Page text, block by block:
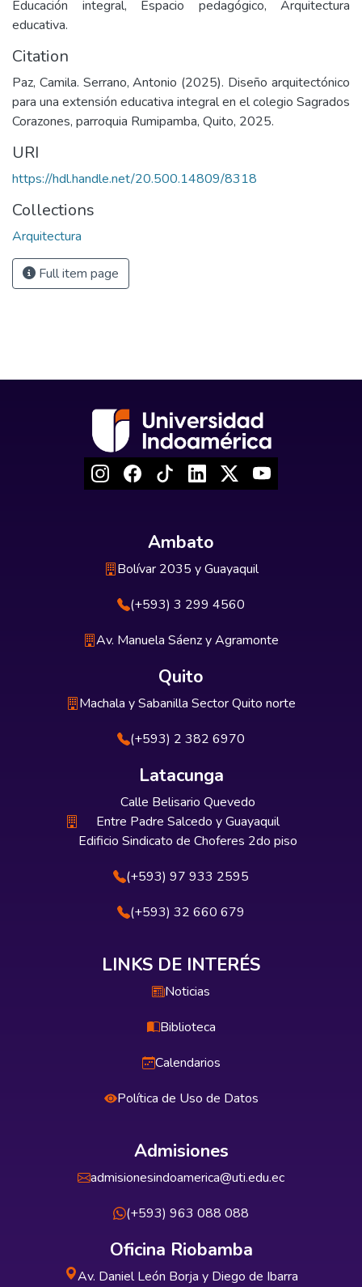
Educación integral, Espacio pedagógico, Arquitectura
educativa.
Citation
Paz, Camila. Serrano, Antonio (2025). Diseño arquitectónico
para una extensión educativa integral en el colegio Sagrados
Corazones, parroquia Rumipamba, Quito, 2025.
URI
https://hdl.handle.net/20.500.14809/8318
Collections
Arquitectura
Full item page
Ambato
Bolívar 2035 y Guayaquil
(+593) 3 299 4560
Av. Manuela Sáenz y Agramonte
Quito
Machala y Sabanilla Sector Quito norte
(+593) 2 382 6970
Latacunga
Calle Belisario Quevedo
Entre Padre Salcedo y Guayaquil
Edificio Sindicato de Choferes 2do piso
(+593) 97 933 2595
(+593) 32 660 679
LINKS DE INTERÉS
Noticias
Biblioteca
Calendarios
Política de Uso de Datos
Admisiones
admisionesindoamerica@uti.edu.ec
(+593) 963 088 088
Oficina Riobamba
Av. Daniel León Borja y Diego de Ibarra